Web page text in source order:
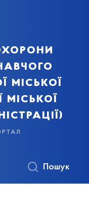
міської
міської
Пошук